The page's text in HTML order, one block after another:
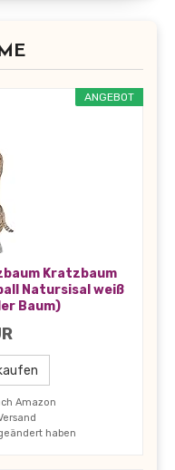
ANGEBOT
Kratzbaum
Natursisal weiß
Baum)
Amazon
haben